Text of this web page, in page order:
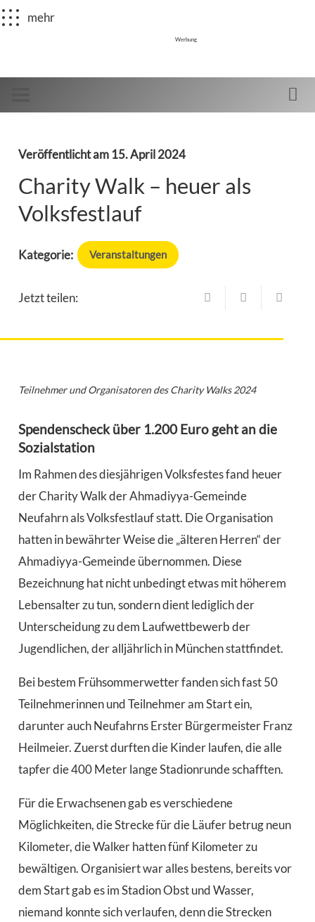
mehr
Werbung
Veröffentlicht am 15. April 2024
Charity Walk – heuer als
Volksfestlauf
Kategorie: Veranstaltungen
Jetzt teilen:
Teilnehmer und Organisatoren des Charity Walks 2024
Spendenscheck über 1.200 Euro geht an die
Sozialstation
Im Rahmen des diesjährigen Volksfestes fand heuer
der Charity Walk der Ahmadiyya-Gemeinde
Neufahrn als Volksfestlauf statt. Die Organisation
hatten in bewährter Weise die „älteren Herren“ der
Ahmadiyya-Gemeinde übernommen. Diese
Bezeichnung hat nicht unbedingt etwas mit höherem
Lebensalter zu tun, sondern dient lediglich der
Unterscheidung zu dem Laufwettbewerb der
Jugendlichen, der alljährlich in München stattfindet.
Bei bestem Frühsommerwetter fanden sich fast 50
Teilnehmerinnen und Teilnehmer am Start ein,
darunter auch Neufahrns Erster Bürgermeister Franz
Heilmeier. Zuerst durften die Kinder laufen, die alle
tapfer die 400 Meter lange Stadionrunde schafften.
Für die Erwachsenen gab es verschiedene
Möglichkeiten, die Strecke für die Läufer betrug neun
Kilometer, die Walker hatten fünf Kilometer zu
bewältigen. Organisiert war alles bestens, bereits vor
dem Start gab es im Stadion Obst und Wasser,
niemand konnte sich verlaufen, denn die Strecken